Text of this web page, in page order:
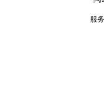
服